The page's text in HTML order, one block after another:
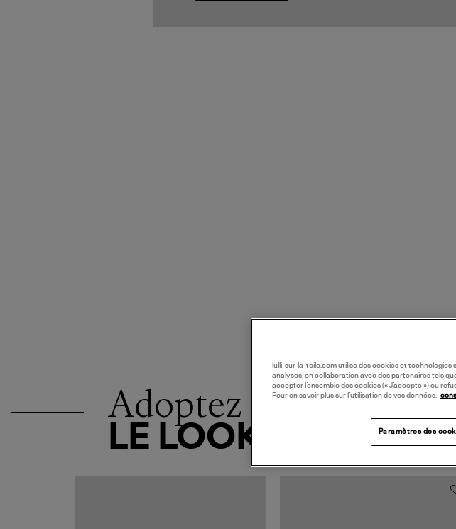
Adoptez
LE LOOK
lulli-sur-la-toile.com utilise des cookies et
analyses, en collaboration avec des partenaires tels
accepter l’ensemble des cookies (« J’accepte ») ou
Pour en savoir plus sur l’utilisation de vos données,
Paramètres des